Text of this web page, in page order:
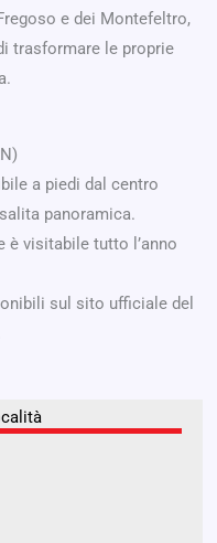
e dei Montefeltro,
trasformare le proprie
a piedi dal centro
panoramica.
è visitabile tutto l’anno
sul sito ufficiale del